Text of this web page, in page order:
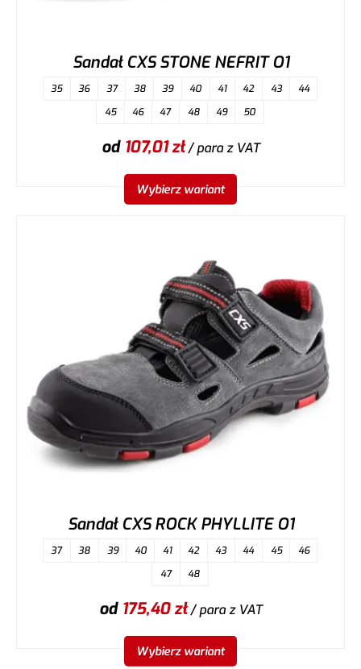
Sandał CXS STONE NEFRIT O1
35 36 37 38 39 40 41 42 43
44
45
46 47 48 49 50
od 107,01zł/ paraz VAT
Wybierz wariant
Sandał CXS ROCK PHYLLITE O1
37 38 39 40 41 42 43 44 45
46
47
48
od 175,40zł/ paraz VAT
Wybierz wariant